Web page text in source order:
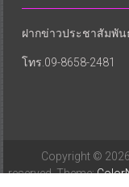
ฝากข่าวประชาสัมพั
โทร.09-8658-2481
Copyright © 2026
reserved. Theme: